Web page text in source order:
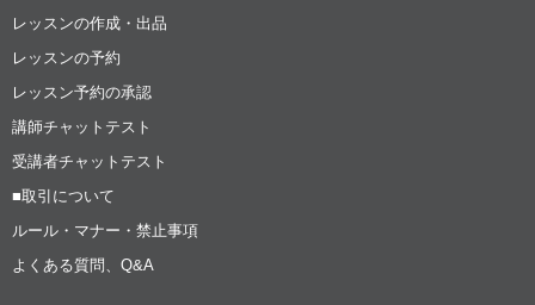
レッスンの作成・出品
レッスンの予約
レッスン予約の承認
講師チャットテスト
受講者チャットテスト
■取引について
ルール・マナー・禁止事項
よくある質問、Q&A